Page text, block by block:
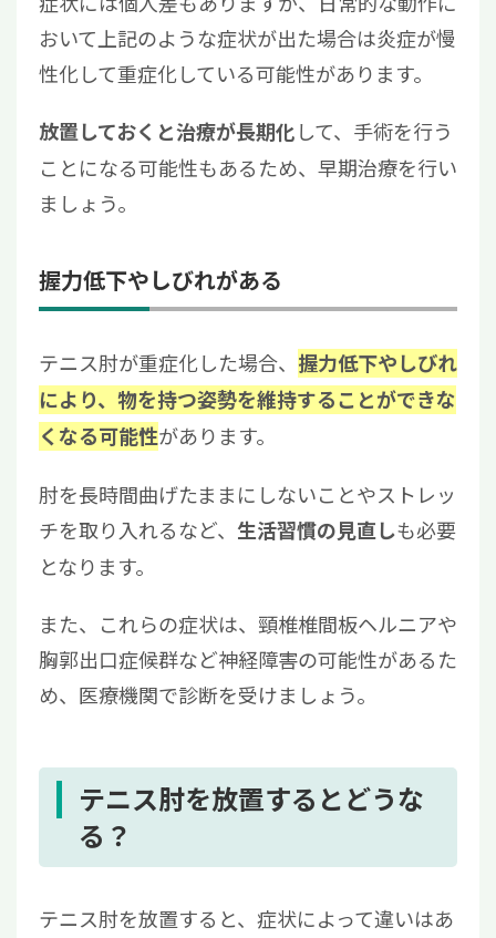
おいて上記のような症状が出た場合は炎症が慢
性化して重症化している可能性があります。
放置しておくと治療が長期化して、手術を行う
ことになる可能性もあるため、早期治療を行い
ましょう。
握力低下やしびれがある
テニス肘が重症化した場合、 握力低下やしびれ
により、物を持つ姿勢を維持することができな
くなる可能性があります。
肘を長時間曲げたままにしないことやストレッ
チを取り入れるなど、 生活習慣の見直しも必要
となります。
また、これらの症状は、頸椎椎間板ヘルニアや
胸郭出口症候群など神経障害の可能性があるた
め、医療機関で診断を受けましょう。
テニス肘を放置するとどうな
る？
テニス肘を放置すると、症状によって違いはあ